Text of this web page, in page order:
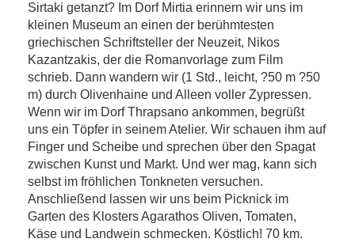
Sirtaki getanzt? Im Dorf Mirtia erinnern wir uns im
kleinen Museum an einen der berühmtesten
griechischen Schriftsteller der Neuzeit, Nikos
Kazantzakis, der die Romanvorlage zum Film
schrieb. Dann wandern wir (1 Std., leicht, ?50 m ?50
m) durch Olivenhaine und Alleen voller Zypressen.
Wenn wir im Dorf Thrapsano ankommen, begrüßt
uns ein Töpfer in seinem Atelier. Wir schauen ihm auf
Finger und Scheibe und sprechen über den Spagat
zwischen Kunst und Markt. Und wer mag, kann sich
selbst im fröhlichen Tonkneten versuchen.
Anschließend lassen wir uns beim Picknick im
Garten des Klosters Agarathos Oliven, Tomaten,
Käse und Landwein schmecken. Köstlich! 70 km.